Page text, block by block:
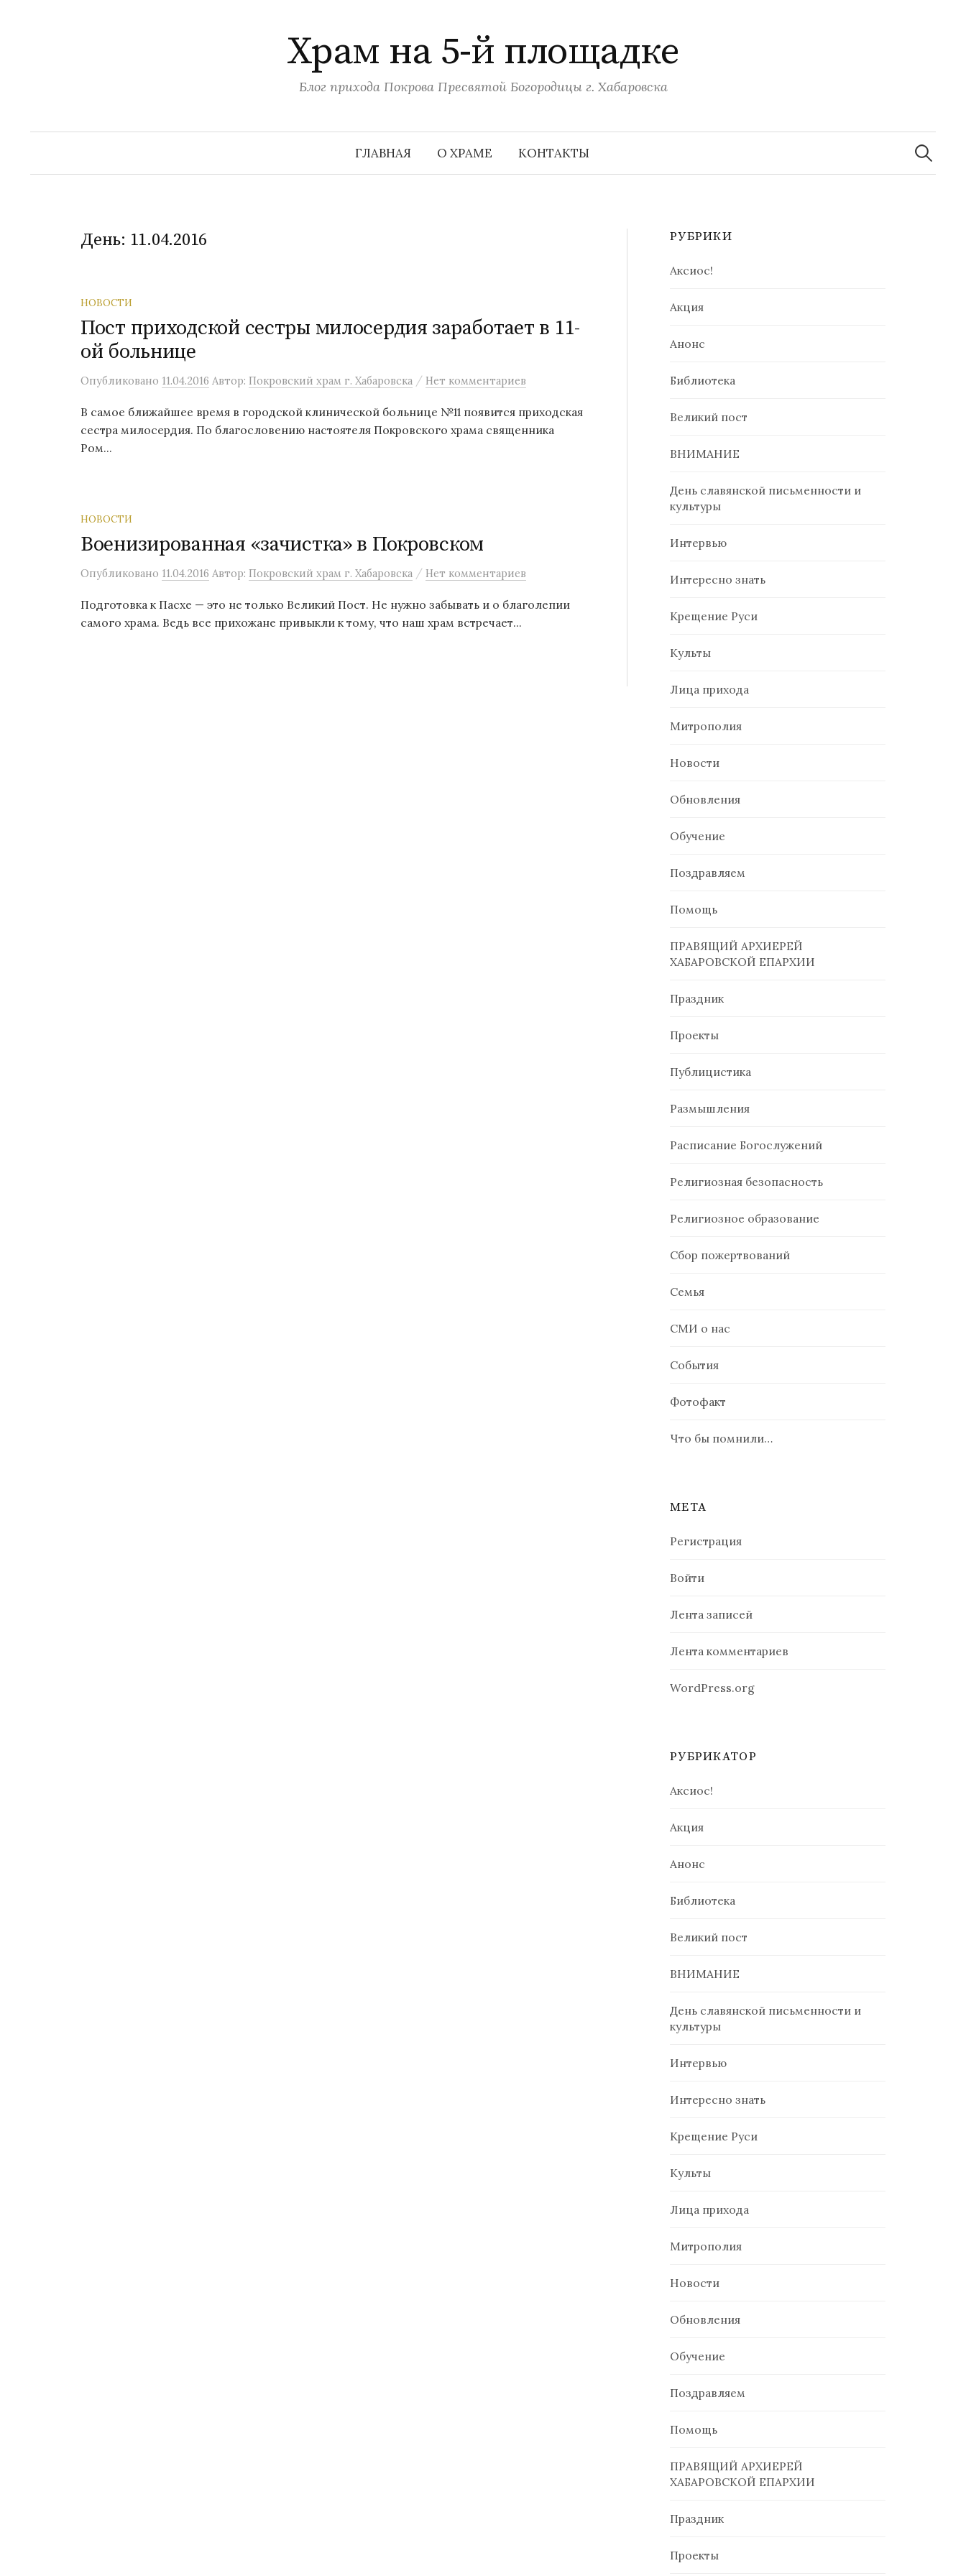
Храм на 5-й площадке
Блог прихода Покрова Пресвятой Богородицы г. Хабаровска
ГЛАВНАЯ О ХРАМЕ КОНТАКТЫ
Найти:
День: 11.04.2016
НОВОСТИ
Пост приходской сестры милосердия заработает в 11-
ой больнице
Опубликовано 11.04.2016 Автор: Покровский храм г. Хабаровска / Нет комментариев
В самое ближайшее время в городской клинической больнице №11 появится приходская
сестра милосердия. По благословению настоятеля Покровского храма священника
Ром...
НОВОСТИ
Военизированная «зачистка» в Покровском
Опубликовано 11.04.2016 Автор: Покровский храм г. Хабаровска / Нет комментариев
Подготовка к Пасхе — это не только Великий Пост. Не нужно забывать и о благолепии
самого храма. Ведь все прихожане привыкли к тому, что наш храм встречает...
РУБРИКИ
Аксиос!
Акция
Анонс
Библиотека
Великий пост
ВНИМАНИЕ
День славянской письменности и
культуры
Интервью
Интересно знать
Крещение Руси
Культы
Лица прихода
Митрополия
Новости
Обновления
Обучение
Поздравляем
Помощь
ПРАВЯЩИЙ АРХИЕРЕЙ
ХАБАРОВСКОЙ ЕПАРХИИ
Праздник
Проекты
Публицистика
Размышления
Расписание Богослужений
Религиозная безопасность
Религиозное образование
Сбор пожертвований
Семья
СМИ о нас
События
Фотофакт
Что бы помнили…
МЕТА
Регистрация
Войти
Лента записей
Лента комментариев
WordPress.org
РУБРИКАТОР
Аксиос!
Акция
Анонс
Библиотека
Великий пост
ВНИМАНИЕ
День славянской письменности и
культуры
Интервью
Интересно знать
Крещение Руси
Культы
Лица прихода
Митрополия
Новости
Обновления
Обучение
Поздравляем
Помощь
ПРАВЯЩИЙ АРХИЕРЕЙ
ХАБАРОВСКОЙ ЕПАРХИИ
Праздник
Проекты